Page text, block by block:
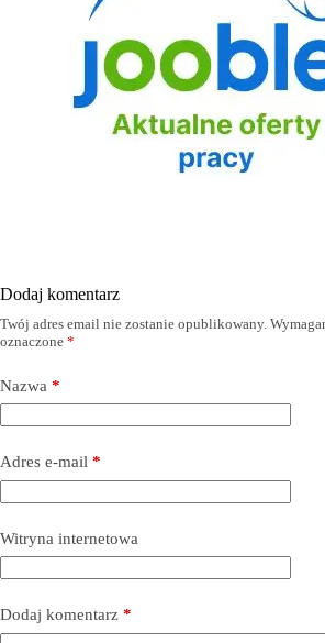
Dodaj komentarz
Twój adres email nie zostanie opublikowany.
oznaczone *
Nazwa *
Adres e-mail *
Witryna internetowa
Dodaj komentarz *